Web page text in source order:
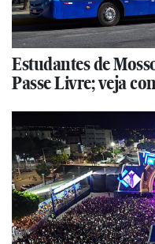
Estudantes de
Passe Livre; veja